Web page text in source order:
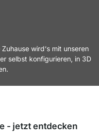
wird‘s mit unseren
selbst konfigurieren, in 3D
- jetzt entdecken